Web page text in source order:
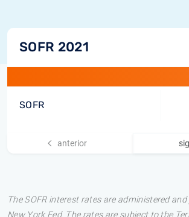
SOFR 2021
SOFR
anterior
The SOFR interest rates are administered
New York Fed. The rates are subject to the